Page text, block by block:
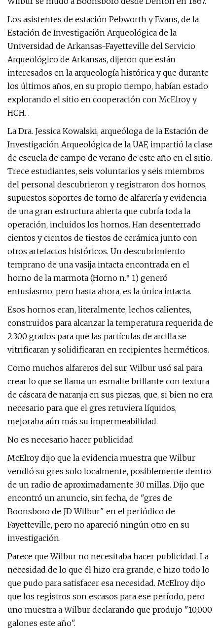
Los asistentes de estación Pebworth y Evans, de la
Estación de Investigación Arqueológica de la
Universidad de Arkansas-Fayetteville del Servicio
Arqueológico de Arkansas, dijeron que están
interesados ​​en la arqueología histórica y que durante
los últimos años, en su propio tiempo, habían estado
explorando el sitio en cooperación con McElroy y
HCH. .
La Dra. Jessica Kowalski, arqueóloga de la Estación de
Investigación Arqueológica de la UAF, impartió la clase
de escuela de campo de verano de este año en el sitio.
Trece estudiantes, seis voluntarios y seis miembros
del personal descubrieron y registraron dos hornos,
supuestos soportes de torno de alfarería y evidencia
de una gran estructura abierta que cubría toda la
operación, incluidos los hornos. Han desenterrado
cientos y cientos de tiestos de cerámica junto con
otros artefactos históricos. Un descubrimiento
temprano de una vasija intacta encontrada en el
horno de la marmota (Horno n.° 1) generó
entusiasmo, pero hasta ahora, es la única intacta.
Esos hornos eran, literalmente, lechos calientes,
construidos para alcanzar la temperatura requerida de
2.300 grados para que las partículas de arcilla se
vitrificaran y solidificaran en recipientes herméticos.
Como muchos alfareros del sur, Wilbur usó sal para
crear lo que se llama un esmalte brillante con textura
de cáscara de naranja en sus piezas, que, si bien no era
necesario para que el gres retuviera líquidos,
mejoraba aún más su impermeabilidad.
No es necesario hacer publicidad
McElroy dijo que la evidencia muestra que Wilbur
vendió su gres solo localmente, posiblemente dentro
de un radio de aproximadamente 30 millas. Dijo que
encontró un anuncio, sin fecha, de "gres de
Boonsboro de JD Wilbur" en el periódico de
Fayetteville, pero no apareció ningún otro en su
investigación.
Parece que Wilbur no necesitaba hacer publicidad. La
necesidad de lo que él hizo era grande, e hizo todo lo
que pudo para satisfacer esa necesidad. McElroy dijo
que los registros son escasos para ese período, pero
uno muestra a Wilbur declarando que produjo "10,000
galones este año".